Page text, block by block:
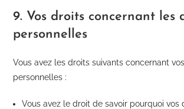
9. Vos droits concernant les
personnelles
Vous avez les droits suivants concernant
personnelles :
Vous avez le droit de savoir pourquoi vos